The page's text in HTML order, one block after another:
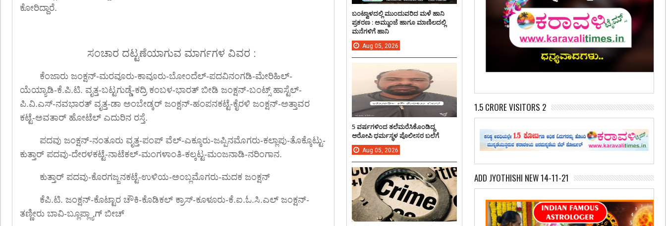
ಕೋರಿದ್ದಾರೆ.
ಸಂಚಾರ ದಟ್ಟಣೆಯಾಗುವ ಮಾರ್ಗಗಳ ವಿವರ :
ಕೆಂಜಾರು ಜಂಕ್ಷನ್-ಮರವೂರು-ಕಾವೂರು-ಬೋಂದೆಲ್-ಪದವಿನಂಗಡಿ-ಮೇರಿಹಿಲ್-
ಯೆಯ್ಯಾಡಿ-ಕೆ.ಪಿ.ಟಿ. ವೃತ್ತ-ಬಟ್ಟಗುಡ್ಡೆ-ಕದ್ರಿ ಕಂಬಳ-ಭಾರತ್ ಬೀಡಿ ಜಂಕ್ಷನ್-ಬಂಟ್ಸ್ ಹಾಸ್ಟೆಲ್-
ಪಿ.ವಿ.ಎಸ್-ನವಭಾರತ್ ವೃತ್ತ-ಡಾ ಅಂಬೇಡ್ಕರ್ ಜಂಕ್ಷನ್-ಹಂಪನಕಟ್ಟೆ-ಕೈರಳಿ ಜಂಕ್ಷನ್-ಅತ್ತಾವರ
ಕಟ್ಟೆ-ಅವತಾರ್ ಹೋಟೆಲ್ ಎದುರಿನ ರಸ್ತೆ.
ಪದವು ಜಂಕ್ಷನ್-ನಂತೂರು ವೃತ್ತ-ಪಂಪ್ ವೆಲ್-ಎಕ್ಕೂರು-ಜಪ್ಪಿನಮೊಗರು-ಕಲ್ಲಾಪು-ತೊಕ್ಕೊಟ್ಟು-
ಕುತ್ತಾರ್ ಪದವು-ದೇರಳಕಟ್ಟೆ-ನಾಟೆಕಲ್-ಮಂಗಳಾಂತಿ-ಕಲ್ಕಟ್ಟ-ಮಂಜನಾಡಿ-ನರಿಂಗಾನ.
ಕುತ್ತಾರ್ ಪದವು-ಕೊರಗಜ್ಜನಕಟ್ಟೆ-ಉಳಿಯ-ಅಂಬ್ಲಮೊಗರು-ಮದಕ ಜಂಕ್ಷನ್
ಕೆಪಿ.ಟಿ. ಜಂಕ್ಷನ್-ಕೊಟ್ಟಾರ ಚೌಕಿ-ಕೊಡಿಕಲ್ ಕ್ರಾಸ್-ಕೂಳೂರು-ಕೆ.ಐ.ಓ.ಸಿ.ಎಲ್ ಜಂಕ್ಷನ್-
ತಣ್ಣೀರು ಬಾವಿ-ಬ್ಲೂಪ್ಲ್ಯಾಗ್ ಬೀಚ್
1.5 CRORE VISITORS 2
ADD JYOTHISHI NEW 14-11-21
ಬಂಟ್ವಾಳದಲ್ಲಿ ಮುಂದುವರಿದ ಮಳೆ ಹಾನಿ
ಪ್ರಕರಣ : ಅಮ್ಮುಂಜೆ ಹಾಗೂ ಮಾಣಿಲದಲ್ಲಿ
ಮನೆಗಳಿಗೆ ಹಾನಿ
Aug 05, 2026
5 ವರ್ಷಗಳಿಂದ ತಲೆಮರೆಸಿಕೊಂಡಿದ್ದ
ಆರೋಪಿ ಧರ್ಮಸ್ಥಳ ಪೊಲೀಸರ ಬಲೆಗೆ
Aug 05, 2026